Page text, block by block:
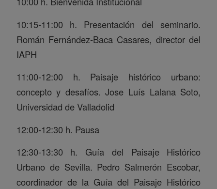
10:15-11:00 h. Presentación del seminario.
Román Fernández-Baca Casares, director del
IAPH
11:00-12:00 h. Paisaje histórico urbano:
concepto y desafíos. Jose Luís Lalana Soto,
Universidad de Valladolid
12:00-12:30 h. Pausa
12:30-13:30 h. Guía del Paisaje Histórico
Urbano de Sevilla. Pedro Salmerón Escobar,
coordinador de la Guía del Paisaje Histórico